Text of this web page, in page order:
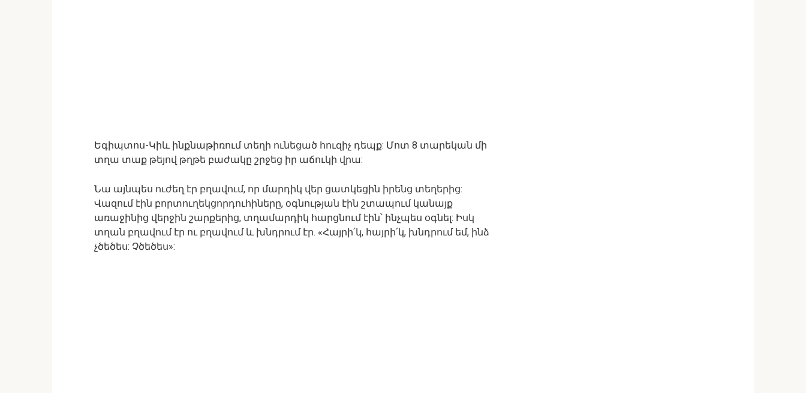
Եգիպտոս-Կիև ինքնաթիռում տեղի ունեցած հուզիչ դեպք: Մոտ 8 տարեկան մի
տղա տաք թեյով թղթե բաժակը շրջեց իր աճուկի վրա:
Նա այնպես ուժեղ էր բղավում, որ մարդիկ վեր ցատկեցին իրենց տեղերից:
Վազում էին բորտուղեկցորդուհիները, օգնության էին շտապում կանայք
առաջինից վերջին շարքերից, տղամարդիկ հարցնում էին՝ ինչպես օգնել: Իսկ
տղան բղավում էր ու բղավում և խնդրում էր. «Հայրի՛կ, հայրի՛կ, խնդրում եմ, ինձ
չծեծես: Չծեծես»: